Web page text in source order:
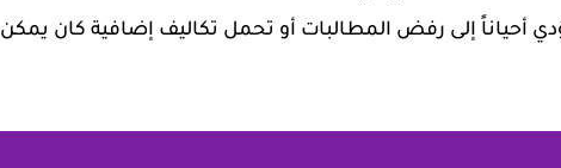
أحياناً إلى رفض المطالبات أو تحمل تكاليف إضافية كان يمكن